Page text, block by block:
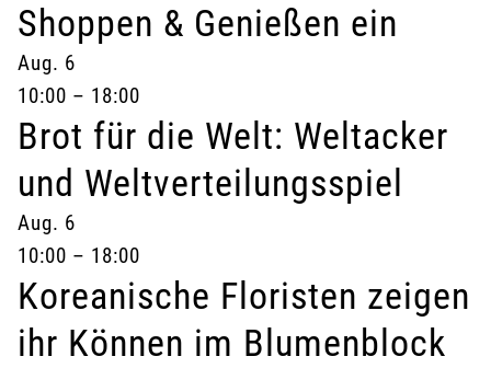
Shoppen & Genießen ein
Aug. 6
10:00 – 18:00
Brot für die Welt: Weltacker
und Weltverteilungsspiel
Aug. 6
10:00 – 18:00
Koreanische Floristen zeigen
ihr Können im Blumenblock